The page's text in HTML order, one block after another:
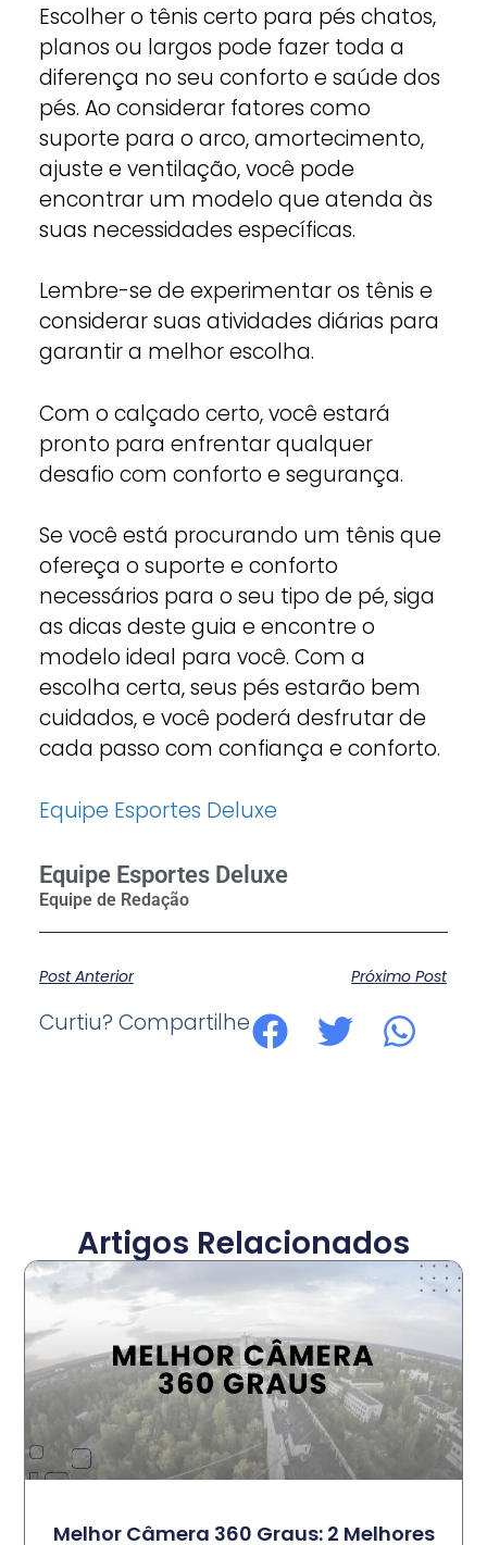
Escolher o tênis certo para pés chatos,
planos ou largos pode fazer toda a
diferença no seu conforto e saúde dos
pés. Ao considerar fatores como
suporte para o arco, amortecimento,
ajuste e ventilação, você pode
encontrar um modelo que atenda às
suas necessidades específicas.
Lembre-se de experimentar os tênis e
considerar suas atividades diárias para
garantir a melhor escolha.
Com o calçado certo, você estará
pronto para enfrentar qualquer
desafio com conforto e segurança.
Se você está procurando um tênis que
ofereça o suporte e conforto
necessários para o seu tipo de pé, siga
as dicas deste guia e encontre o
modelo ideal para você. Com a
escolha certa, seus pés estarão bem
cuidados, e você poderá desfrutar de
cada passo com confiança e conforto.
Equipe Esportes Deluxe
Equipe Esportes Deluxe
Post Anterior Próximo Post
Curtiu? Compartilhe
Artigos Relacionados
Melhor Câmera 360 Graus: 2 Melhores